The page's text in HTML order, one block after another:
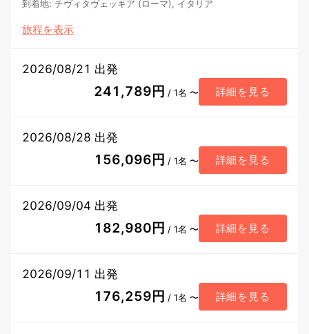
到着地: チヴィタヴェッキア (ローマ), イタリア
旅程を表示
2026/08/21 出発
241,789円 / 1名 〜 詳細を見る
2026/08/28 出発
156,096円 / 1名 〜 詳細を見る
2026/09/04 出発
182,980円 / 1名 〜 詳細を見る
2026/09/11 出発
176,259円 / 1名 〜 詳細を見る